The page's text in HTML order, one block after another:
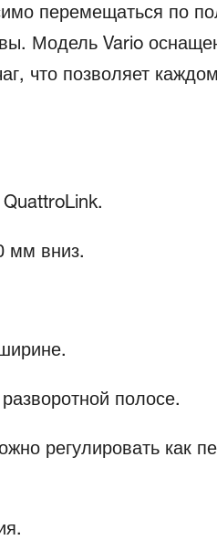
перемещаться по
Модель Vario
что позволяет
мм вниз.
полосе.
регулировать как